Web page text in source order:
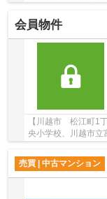
の中古戸建♪川越市
会員物件
【川越市 松江町1
央小学校、川越市立
東武東上線沿線のマ
売買 | 中古マンション